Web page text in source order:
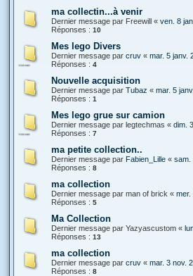
ma collectin...à venir
Dernier message par Freewill « ven. 8
Réponses : 10
Mes lego Divers
Dernier message par cruv « mar. 5 janv.
Réponses : 4
Nouvelle acquisition
Dernier message par Tubaz « mar. 5
Réponses : 1
Mes lego grue sur camion
Dernier message par legtechmas « dim.
Réponses : 7
ma petite collection..
Dernier message par Fabien_Lille « sam.
Réponses : 8
ma collection
Dernier message par man of brick « mer.
Réponses : 5
Ma Collection
Dernier message par Yazyascustom «
Réponses : 13
ma collection
Dernier message par cruv « mar. 3 nov.
Réponses : 8